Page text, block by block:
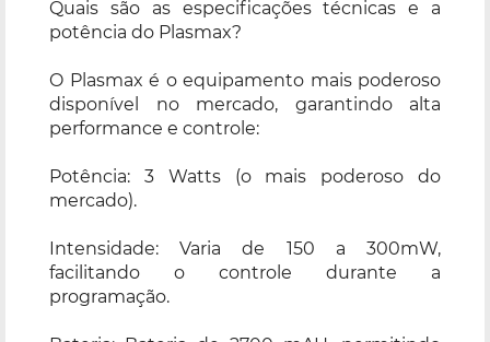
Quais são as especificações técnicas e a
potência do Plasmax?
O Plasmax é o equipamento mais poderoso
disponível no mercado, garantindo alta
performance e controle:
Potência: 3 Watts (o mais poderoso do
mercado).
Intensidade: Varia de 150 a 300mW,
facilitando o controle durante a
programação.